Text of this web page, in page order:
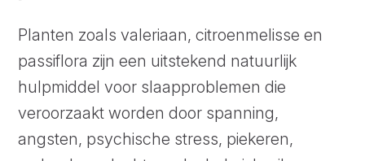
Planten zoals valeriaan, citroenmelisse en
passiflora zijn een uitstekend natuurlijk
hulpmiddel voor slaapproblemen die
veroorzaakt worden door spanning,
angsten, psychische stress, piekeren,